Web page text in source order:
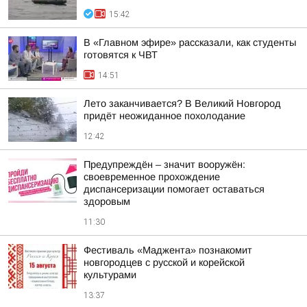
15:42
В «Главном эфире» рассказали, как студенты
готовятся к ЧВТ
14:51
Лето заканчивается? В Великий Новгород
придёт неожиданное похолодание
12:42
Предупреждён – значит вооружён:
своевременное прохождение
диспансеризации помогает оставаться
здоровым
11:30
Фестиваль «Маджента» познакомит
новгородцев с русской и корейской
культурами
13:37